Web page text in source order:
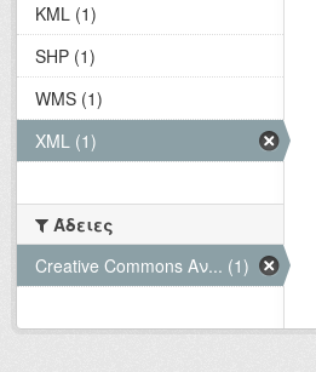
KML (1)
SHP (1)
WMS (1)
XML (1)
Άδειες
Creative Commons Αν... (1)